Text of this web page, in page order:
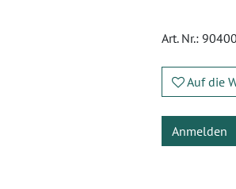
Art. Nr.:
Auf die
Anmelden